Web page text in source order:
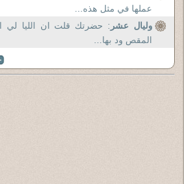
عملها في مثل هذه...
وليال عشر : حضرتك قلت ان الليا لي
المقص ود بها...